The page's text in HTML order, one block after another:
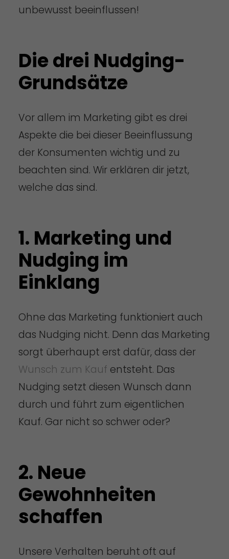
unbewusst beeinflussen!
Die drei Nudging-
Grundsätze
Vor allem im Marketing gibt es drei
Aspekte die bei dieser Beeinflussung
der Konsumenten wichtig und zu
beachten sind. Wir erklären dir jetzt,
welche das sind.
1. Marketing und
Nudging im
Einklang
Ohne das Marketing funktioniert auch
das Nudging nicht. Denn das Marketing
sorgt überhaupt erst dafür, dass der
Wunsch zum Kauf entsteht. Das
Nudging setzt diesen Wunsch dann
durch und führt zum eigentlichen
Kauf. Gar nicht so schwer oder?
2. Neue
Gewohnheiten
schaffen
Unsere Verhalten beruht oft auf